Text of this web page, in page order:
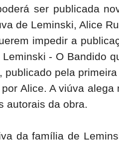
ser publicada
de Leminski, Alice
impedir a
- O Bandido
publicado pela
Alice. A viúva
autorais da obra.
da família de